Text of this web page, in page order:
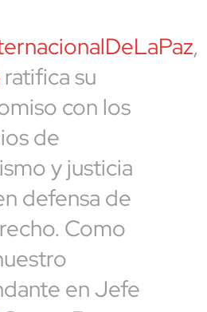
,
ratifica su
con los
de
y justicia
defensa de
Como
en Jefe